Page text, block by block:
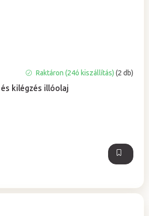
kilégzés illóolaj
Raktáron (24ó kiszállítás) (2 db)